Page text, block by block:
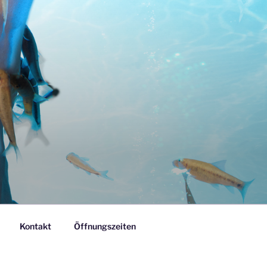
Kontakt Öffnungszeiten